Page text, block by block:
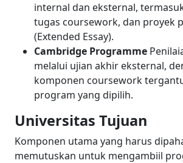
internal dan eksternal,
tugas coursework, dan proyek
(Extended Essay).
Cambridge Programme
melalui ujian akhir eksternal,
komponen coursework
program yang dipilih.
Universitas Tujuan
Komponen utama yang harus
memutuskan untuk mengambiil